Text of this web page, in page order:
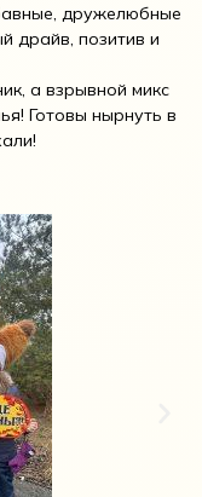
дружелюбные
драйв, позитив и
а взрывной микс
Готовы нырнуть в